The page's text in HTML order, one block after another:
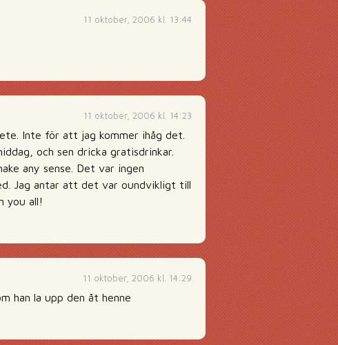
11 oktober, 2006 kl. 13:44
11 oktober, 2006 kl. 14:23
Inte för att jag kommer ihåg det.
och sen dricka gratisdrinkar.
any sense. Det var ingen
Jag antar att det var oundvikligt till
you all!
11 oktober, 2006 kl. 14:29
han la upp den åt henne